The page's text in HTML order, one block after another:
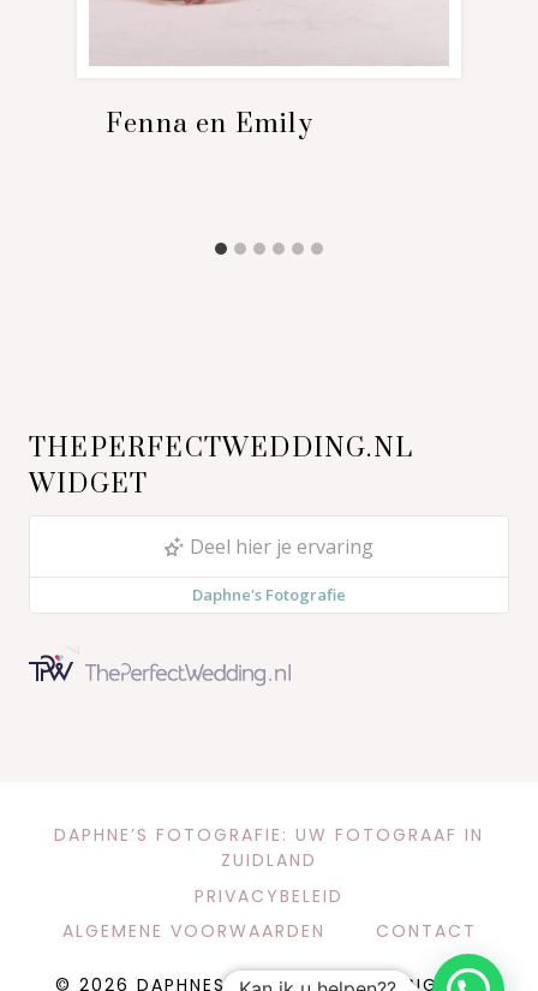
Fenna en Emily
THEPERFECTWEDDING.NL
WIDGET
DAPHNE’S FOTOGRAFIE: UW FOTOGRAAF IN
ZUIDLAND
PRIVACYBELEID
ALGEMENE VOORWAARDEN
CONTACT
© 2026 DAPHNES FOTOGRAFIE · DESIGN BY